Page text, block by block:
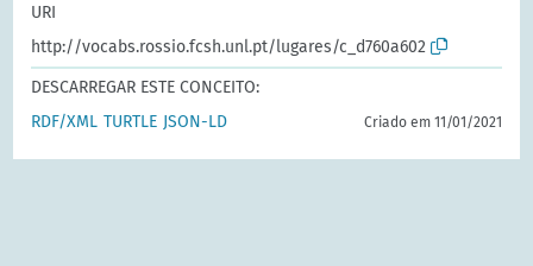
URI
http://vocabs.rossio.fcsh.unl.pt/lugares/c_d760a602
DESCARREGAR ESTE CONCEITO:
RDF/XML TURTLE JSON-LD Criado em 11/01/2021